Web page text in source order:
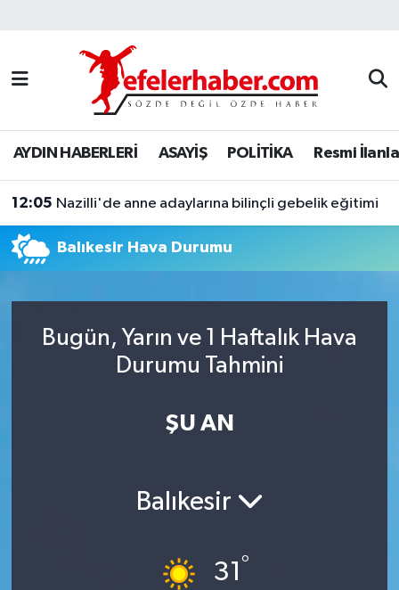
AYDIN HABERLERİ ASAYİŞ POLİTİKA Resmi
12:05 Nazilli'de anne adaylarına bilinçli gebelik eğitimi
Balıkesir Hava Durumu
Bugün, Yarın ve 1 Haftalık Hava
Durumu Tahmini
ŞU AN
Balıkesir
31 °
Nöbetçi Eczaneler
Hava Durumu
Aydin Namaz Vakitleri
Trafik Durumu
Süper Lig Puan Durumu ve Fikstür
Son Dakika Haberleri